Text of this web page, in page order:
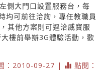
側大門口設置服務台，每
均可前往洽詢，專任教職員
其他方案則可逕洽威寶服
樓前舉辦3G體驗活動，歡
：2010-09-27 |
點閱：